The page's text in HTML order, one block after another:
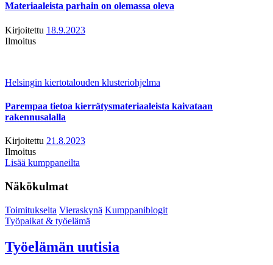
Materiaaleista parhain on olemassa oleva
Kirjoitettu 18.9.2023
Ilmoitus
Helsingin kiertotalouden klusteriohjelma
Parempaa tietoa kierrätysmateriaaleista kaivataan
rakennusalalla
Kirjoitettu 21.8.2023
Ilmoitus
Lisää kumppaneilta
Näkökulmat
Toimitukselta Vieraskynä Kumppaniblogit
Työpaikat & työelämä
Työelämän uutisia